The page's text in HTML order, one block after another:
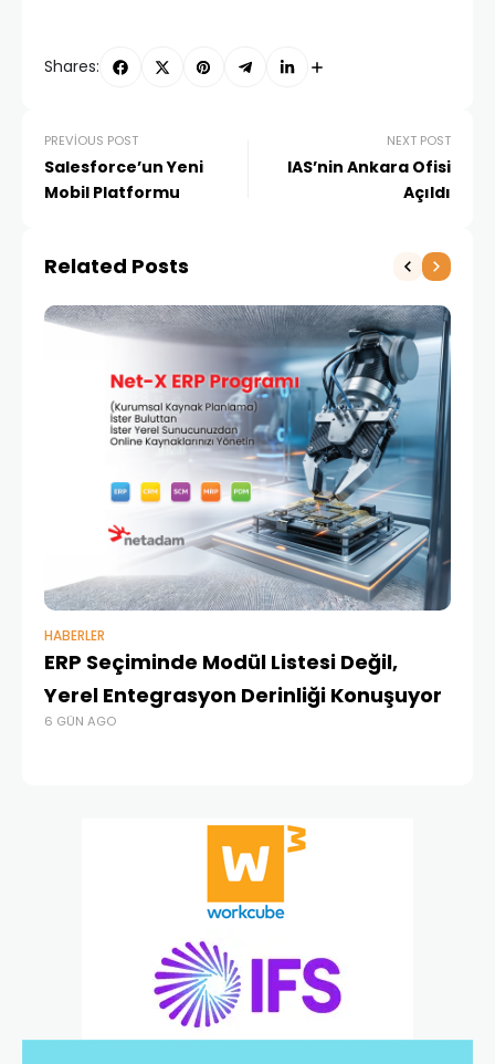
Shares:
PREVIOUS POST
Salesforce’un Yeni
Mobil Platformu
NEXT POST
IAS’nin Ankara Ofisi
Açıldı
Related Posts
HABERLER
ERP Seçiminde Modül Listesi Değil,
Yerel Entegrasyon Derinliği Konuşuyor
6 GÜN AGO